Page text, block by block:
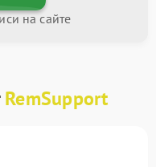
на сайте
RemSupport